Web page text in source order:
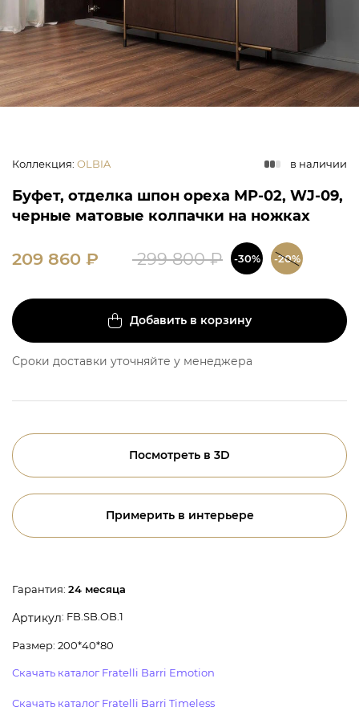
Коллекция: OLBIA в наличии
Буфет, отделка шпон ореха MP-02, WJ-09,
черные матовые колпачки на ножках
209 860 ₽ 299 800₽ -30% -20%
Добавить в корзину
Сроки доставки уточняйте у менеджера
Посмотреть в 3D
Примерить в интерьере
Гарантия: 24 месяца
Артикул: FB.SB.OB.1
Размер: 200*40*80
Скачать каталог Fratelli Barri Emotion
Скачать каталог Fratelli Barri Timeless